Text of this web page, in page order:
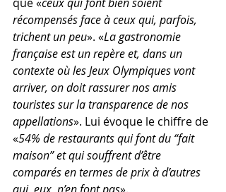
récompensés face à ceux qui, parfois,
trichent un peu». «La gastronomie
française est un repère et, dans un
contexte où les Jeux Olympiques vont
arriver, on doit rassurer nos amis
touristes sur la transparence de nos
appellations». Lui évoque le chiffre de
«54% de restaurants qui font du “fait
maison” et qui souffrent d’être
comparés en termes de prix à d’autres
qui, eux, n’en font pas».